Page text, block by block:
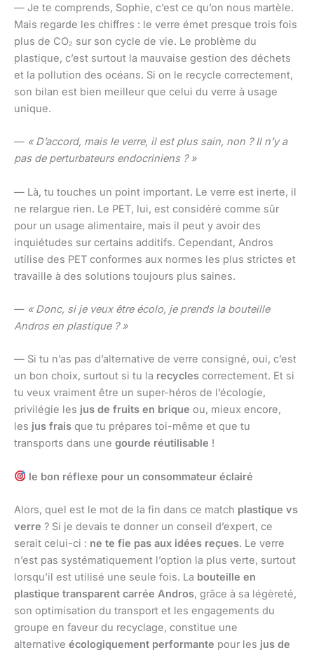
— Je te comprends, Sophie, c’est ce qu’on nous martèle.
Mais regarde les chiffres : le verre émet presque trois fois
plus de CO₂ sur son cycle de vie. Le problème du
plastique, c’est surtout la mauvaise gestion des déchets
et la pollution des océans. Si on le recycle correctement,
son bilan est bien meilleur que celui du verre à usage
unique.
— « D’accord, mais le verre, il est plus sain, non ? Il n’y a
pas de perturbateurs endocriniens ? »
— Là, tu touches un point important. Le verre est inerte, il
ne relargue rien. Le PET, lui, est considéré comme sûr
pour un usage alimentaire, mais il peut y avoir des
inquiétudes sur certains additifs. Cependant, Andros
utilise des PET conformes aux normes les plus strictes et
travaille à des solutions toujours plus saines.
— « Donc, si je veux être écolo, je prends la bouteille
Andros en plastique ? »
— Si tu n’as pas d’alternative de verre consigné, oui, c’est
un bon choix, surtout si tu la recycles correctement. Et si
tu veux vraiment être un super-héros de l’écologie,
privilégie les jus de fruits en brique ou, mieux encore,
les jus frais que tu prépares toi-même et que tu
transports dans une gourde réutilisable !
le bon réflexe pour un consommateur éclairé
Alors, quel est le mot de la fin dans ce match plastique vs
verre ? Si je devais te donner un conseil d’expert, ce
serait celui-ci : ne te fie pas aux idées reçues. Le verre
n’est pas systématiquement l’option la plus verte, surtout
lorsqu’il est utilisé une seule fois. La bouteille en
plastique transparent carrée Andros, grâce à sa légèreté,
son optimisation du transport et les engagements du
groupe en faveur du recyclage, constitue une
alternative écologiquement performante pour les jus de